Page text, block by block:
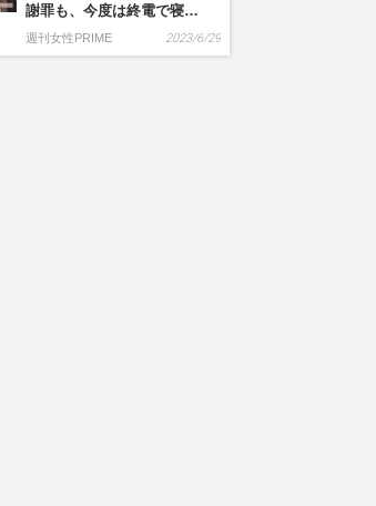
謝罪も、今度は終電で寝…
週刊女性PRIME 2023/6/29